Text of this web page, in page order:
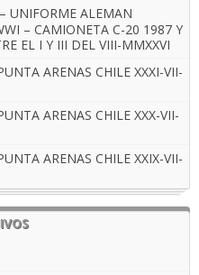
UNIFORME ALEMAN
– CAMIONETA C-20 1987 Y
EL I Y III DEL VIII-MMXXVI
ARENAS CHILE XXXI-VII-
ARENAS CHILE XXX-VII-
ARENAS CHILE XXIX-VII-